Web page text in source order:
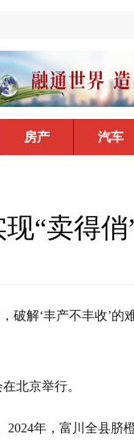
房产 汽车
“卖得
解‘丰产不丰收’的
北京举行。
年，富川全县脐